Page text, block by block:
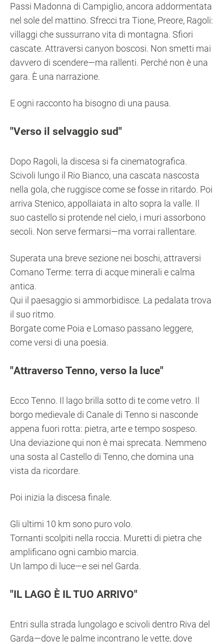
Passi Madonna di Campiglio, ancora addormentata
nel sole del mattino. Sfrecci tra Tione, Preore, Ragoli:
villaggi che sussurrano vita di montagna. Sfiori
cascate. Attraversi canyon boscosi. Non smetti mai
davvero di scendere—ma rallenti. Perché non è una
gara. È una narrazione.
E ogni racconto ha bisogno di una pausa.
Verso il selvaggio sud
Dopo Ragoli, la discesa si fa cinematografica.
Scivoli lungo il Rio Bianco, una cascata nascosta
nella gola, che ruggisce come se fosse in ritardo. Poi
arriva Stenico, appollaiata in alto sopra la valle. Il
suo castello si protende nel cielo, i muri assorbono
secoli. Non serve fermarsi—ma vorrai rallentare.
Superata una breve sezione nei boschi, attraversi
Comano Terme: terra di acque minerali e calma
antica.
Qui il paesaggio si ammorbidisce. La pedalata trova
il suo ritmo.
Borgate come Poia e Lomaso passano leggere,
come versi di una poesia.
Attraverso Tenno, verso la luce
Ecco Tenno. Il lago brilla sotto di te come vetro. Il
borgo medievale di Canale di Tenno si nasconde
appena fuori rotta: pietra, arte e tempo sospeso.
Una deviazione qui non è mai sprecata. Nemmeno
una sosta al Castello di Tenno, che domina una
vista da ricordare.
Poi inizia la discesa finale.
Gli ultimi 10 km sono puro volo.
Tornanti scolpiti nella roccia. Muretti di pietra che
amplificano ogni cambio marcia.
Un lampo di luce—e sei nel Garda.
IL LAGO È IL TUO ARRIVO
Entri sulla strada lungolago e scivoli dentro Riva del
Garda—dove le palme incontrano le vette, dove